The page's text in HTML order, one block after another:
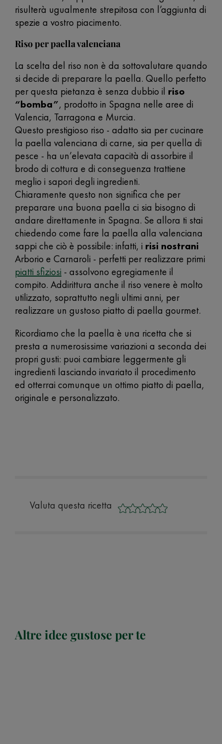
risulterà ugualmente strepitosa con l’aggiunta di
spezie a vostro piacimento.
Riso per paella valenciana
La scelta del riso non è da sottovalutare quando
si decide di preparare la paella. Quello perfetto
per questa pietanza è senza dubbio il riso
“bomba”, prodotto in Spagna nelle aree di
Valencia, Tarragona e Murcia.
Questo prestigioso riso - adatto sia per cucinare
la paella valenciana di carne, sia per quella di
pesce - ha un’elevata capacità di assorbire il
brodo di cottura e di conseguenza trattiene
meglio i sapori degli ingredienti.
Chiaramente questo non significa che per
preparare una buona paella ci sia bisogno di
andare direttamente in Spagna. Se allora ti stai
chiedendo come fare la paella alla valenciana
sappi che ciò è possibile: infatti, i risi nostrani
Arborio e Carnaroli - perfetti per realizzare primi
piatti sfiziosi - assolvono egregiamente il
compito. Addirittura anche il riso venere è molto
utilizzato, soprattutto negli ultimi anni, per
realizzare un gustoso piatto di paella gourmet.
Ricordiamo che la paella è una ricetta che si
presta a numerosissime variazioni a seconda dei
propri gusti: puoi cambiare leggermente gli
ingredienti lasciando invariato il procedimento
ed otterrai comunque un ottimo piatto di paella,
originale e personalizzato.
Valuta questa ricetta
Altre idee gustose per te